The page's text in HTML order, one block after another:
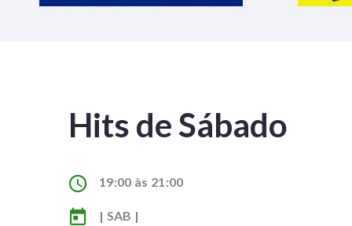
Hits de Sábado
19:00 às 21:00
| SAB |